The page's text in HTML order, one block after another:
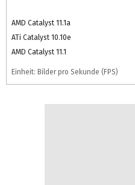
AMD Catalyst 11.1a
ATi Catalyst 10.10e
AMD Catalyst 11.1
Einheit: Bilder pro Sekunde (FPS)